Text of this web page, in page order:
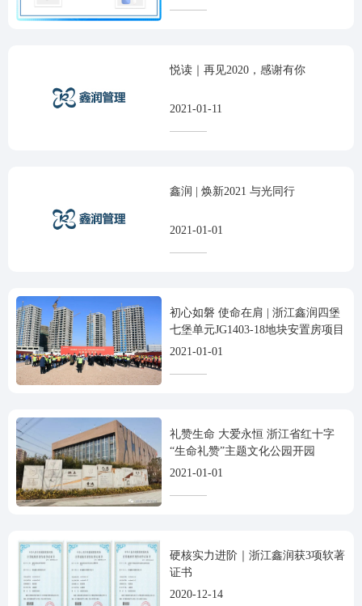
悦读｜再见2020，感谢有你
2021-01-11
鑫润 | 焕新2021 与光同行
2021-01-01
初心如磐 使命在肩 | 浙江鑫润四堡
七堡单元JG1403-18地块安置房项目
隆重开工！
2021-01-01
礼赞生命 大爱永恒 浙江省红十字
“生命礼赞”主题文化公园开园
2021-01-01
硬核实力进阶｜浙江鑫润获3项软著
证书
2020-12-14